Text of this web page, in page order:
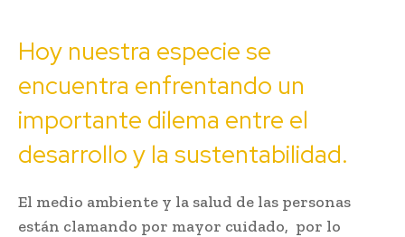
Hoy nuestra especie se
encuentra enfrentando un
importante dilema entre el
desarrollo y la sustentabilidad.
El medio ambiente y la salud de las personas
están clamando por mayor cuidado, por lo